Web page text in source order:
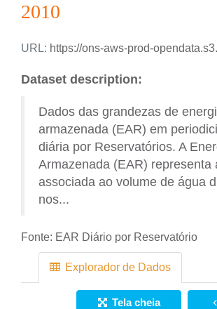
2010
URL: https://ons-aws-prod-opendata.s3.amazonaws.com/dataset/ear_reservatorio_di/
Dataset description:
Dados das grandezas de
armazenada (EAR) em
diária por Reservatórios. A
Armazenada (EAR) representa
associada ao volume de água
nos...
Fonte: EAR Diário por Reservatório
Explorador de Dados
Tela cheia